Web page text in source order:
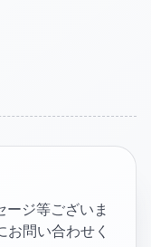
ジ等ございま
お問い合わせく